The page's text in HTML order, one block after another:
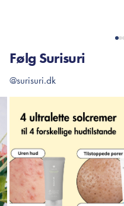
Følg Surisuri
@surisuri.dk